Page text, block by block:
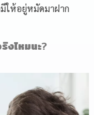
ให้อยู่หมัดมาฝาก
งไหมนะ?